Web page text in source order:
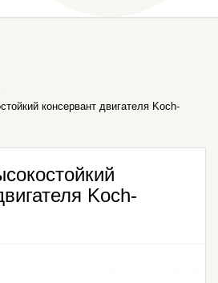
консервант двигателя Koch-
Koch-